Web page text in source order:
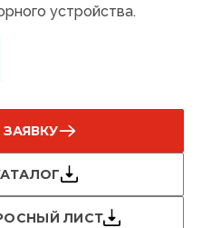
устройства.
ЛИСТ